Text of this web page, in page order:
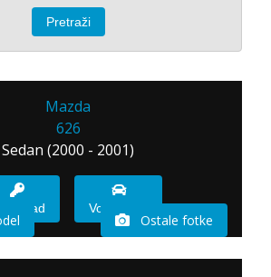
Mazda
626
Sedan (2000 - 2001)
sad Vozio sam
Ostale fotke